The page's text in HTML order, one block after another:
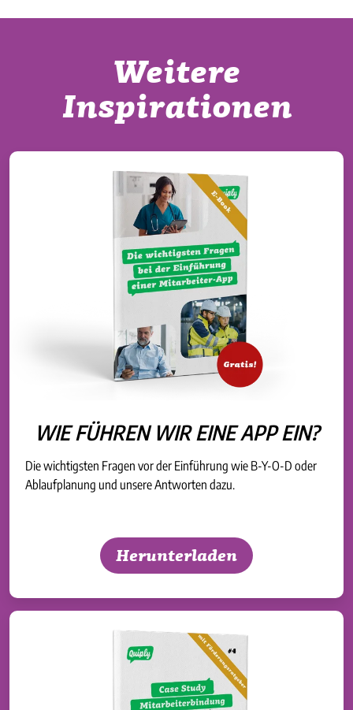
Weitere
Inspirationen
WIE FÜHREN WIR EINE APP EIN?
Die wichtigsten Fragen vor der Einführung wie B-Y-O-D oder
Ablaufplanung und unsere Antworten dazu.
Herunterladen